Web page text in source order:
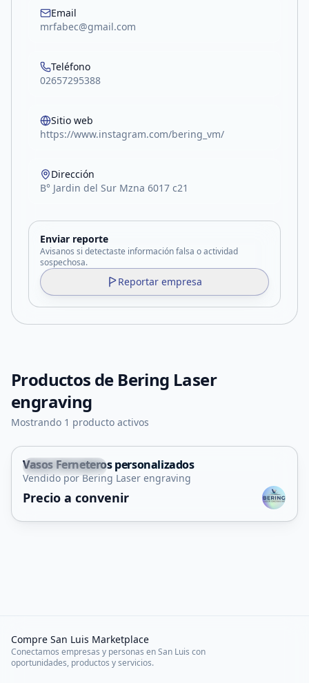
Email
mrfabec@gmail.com
Teléfono
02657295388
Sitio web
https://www.instagram.com/bering_vm/
Dirección
B° Jardin del Sur Mzna 6017 c21
Enviar reporte
Avisanos si detectaste información falsa o actividad
sospechosa.
Reportar empresa
Productos de Bering Laser
engraving
Mostrando 1 producto activos
Villa Mercedes
Vasos Ferneteros personalizados
Vendido por Bering Laser engraving
Precio a convenir
Compre San Luis Marketplace
Conectamos empresas y personas en San Luis con
oportunidades, productos y servicios.